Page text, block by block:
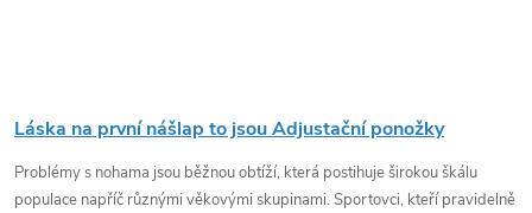
Láska na první nášlap to jsou Adjustační ponožky
Problémy s nohama jsou běžnou obtíží, která postihuje širokou škálu
populace napříč různými věkovými skupinami. Sportovci, kteří pravidelně